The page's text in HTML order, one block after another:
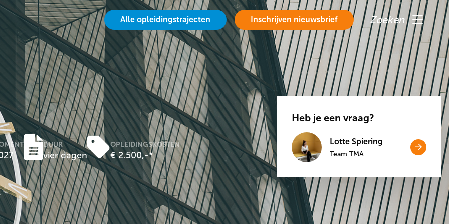
Alle opleidingstrajecten Inschrijven nieuwsbrief Zoeken
Menu
DUUR
vier dagen
OPLEIDINGSKOSTEN
€ 2.500,-*
Heb je een vraag?
Lotte Spiering
Team TMA
Open
naar
link
naar
Contact